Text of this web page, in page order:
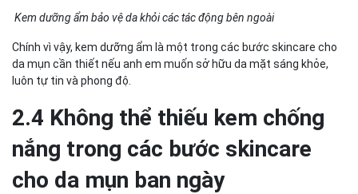
Kem dưỡng ẩm bảo vệ da khỏi các tác động bên ngoài
Chính vì vậy, kem dưỡng ẩm là một trong các bước skincare cho
da mụn cần thiết nếu anh em muốn sở hữu da mặt sáng khỏe,
luôn tự tin và phong độ.
2.4 Không thể thiếu kem chống
nắng trong các bước skincare
cho da mụn ban ngày